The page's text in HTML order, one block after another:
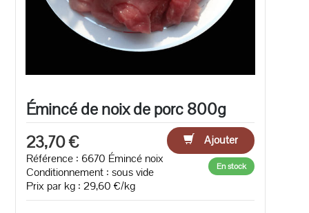
Émincé de noix de porc 800g
23,70 €
Ajouter
Référence : 6670 Émincé noix
Conditionnement : sous vide
Prix par kg : 29,60 €/kg
En stock